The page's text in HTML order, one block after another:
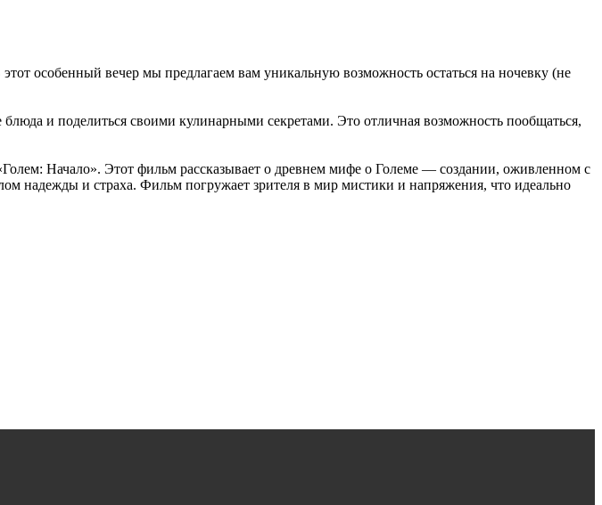
особенный вечер мы предлагаем вам уникальную возможность остаться на ночевку (не
и поделиться своими кулинарными секретами. Это отличная возможность пообщаться,
Начало». Этот фильм рассказывает о древнем мифе о Големе — создании, оживленном с
надежды и страха. Фильм погружает зрителя в мир мистики и напряжения, что идеально